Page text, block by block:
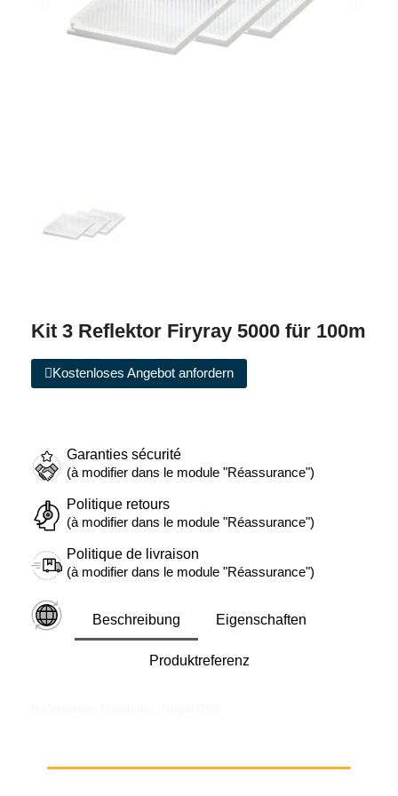
Kit 3 Reflektor Firyray 5000 für 100m
Kostenloses Angebot anfordern
Garanties sécurité
(à modifier dans le module "Réassurance")
Politique retours
(à modifier dans le module "Réassurance")
Politique de livraison
(à modifier dans le module "Réassurance")
Beschreibung Eigenschaften
Produktreferenz